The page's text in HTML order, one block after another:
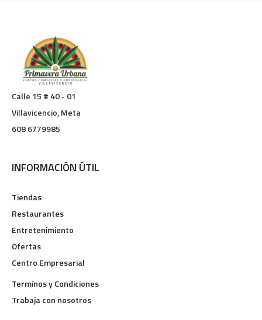
Calle 15 # 40 - 01
Villavicencio, Meta
608 6779985
INFORMACIÓN ÚTIL
Tiendas
Restaurantes
Entretenimiento
Ofertas
Centro Empresarial
Terminos y Condiciones
Trabaja con nosotros